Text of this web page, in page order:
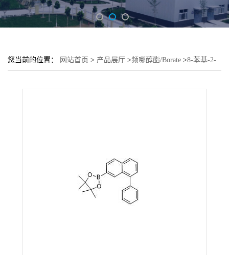
您当前的位置： 网站首页 > 产品展厅 >频哪醇酯/Borate >8-苯基-2-